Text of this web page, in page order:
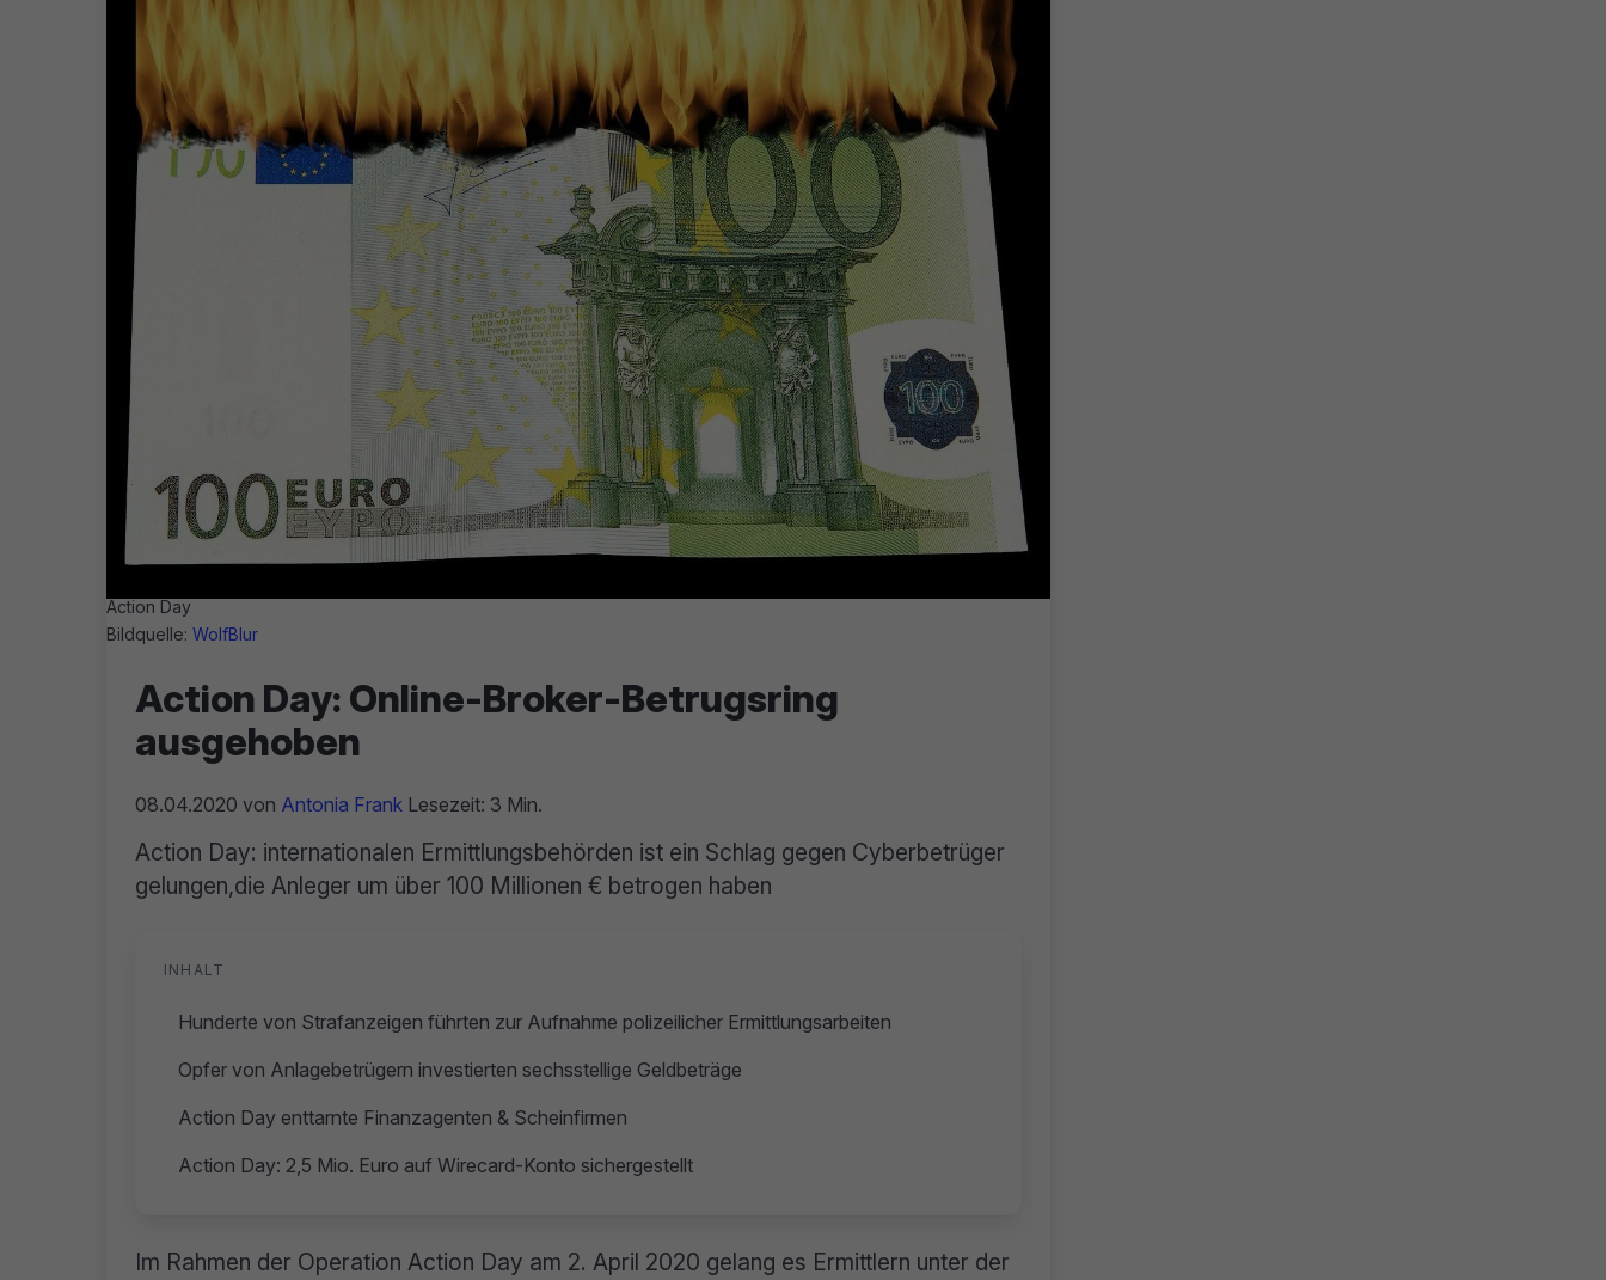
Action Day
Bildquelle: WolfBlur
Action Day: Online-Broker-Betrugsring
ausgehoben
08.04.2020 von Antonia Frank Lesezeit: 3 Min.
Action Day: internationalen Ermittlungsbehörden ist ein Schlag gegen Cyberbetrüger
gelungen,die Anleger um über 100 Millionen € betrogen haben
INHALT
Hunderte von Strafanzeigen führten zur Aufnahme polizeilicher Ermittlungsarbeiten
Opfer von Anlagebetrügern investierten sechsstellige Geldbeträge
Action Day enttarnte Finanzagenten & Scheinfirmen
Action Day: 2,5 Mio. Euro auf Wirecard-Konto sichergestellt
Im Rahmen der Operation Action Day am 2. April 2020 gelang es Ermittlern unter der